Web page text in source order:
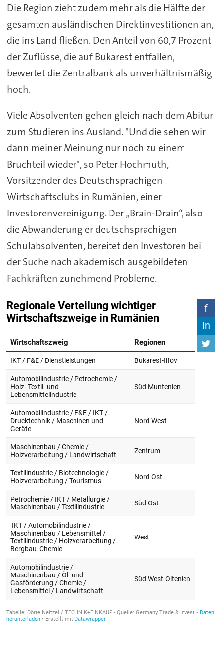
Die Region zieht zudem mehr als die Hälfte der
gesamten ausländischen Direktinvestitionen an,
die ins Land fließen. Den Anteil von 60,7 Prozent
der Zuflüsse, die auf Bukarest entfallen,
bewertet die Zentralbank als unverhältnismäßig
hoch.
Viele Absolventen gehen gleich nach dem Abitur
zum Studieren ins Ausland. "Und die sehen wir
dann meiner Meinung nur noch zu einem
Bruchteil wieder", so Peter Hochmuth,
Vorsitzender des Deutschsprachigen
Wirtschaftsclubs in Rumänien, einer
Investorenvereinigung. Der „Brain-Drain“, also
die Abwanderung er deutschsprachigen
Schulabsolventen, bereitet den Investoren bei
der Suche nach akademisch ausgebildeten
Fachkräften zunehmend Probleme.